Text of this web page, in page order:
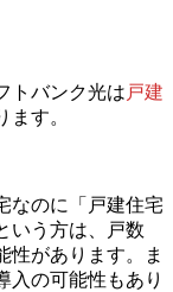
トバンク光は 戸建
ます。
なのに「戸建住宅
いう方は、戸数
性があります。ま
入の可能性もあり